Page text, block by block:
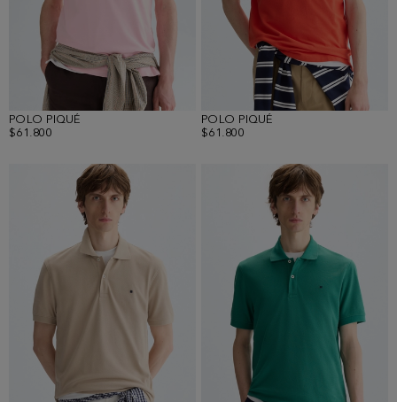
POLO PIQUÉ
$61.800
POLO PIQUÉ
$61.800